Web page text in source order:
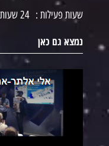
שעות פעילות : 24 שעות ביממה
נמצא גם כאן